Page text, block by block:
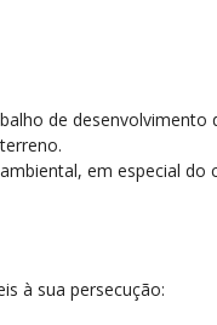
de
em especial do
à sua persecução: